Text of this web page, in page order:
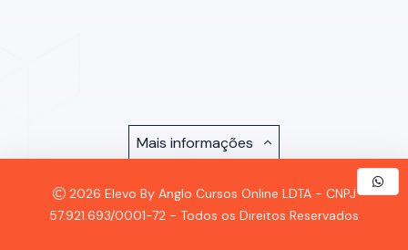
Mais informações
2026 Elevo By Anglo Cursos Online LDTA - CNPJ
57.921.693/0001-72 - Todos os Direitos Reservados